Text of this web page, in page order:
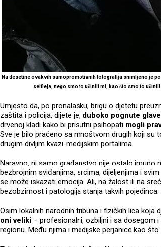
Na desetine ovakvih samopromotivnih fotografija snimljeno je
selfieja, nego smo to učinili mi, kao što smo to
Umjesto da, po pronalasku, brigu o djetetu
zaštita i policija, dijete je, duboko pognute
drvenoj kladi kako bi prisutni psihopati mogli
Sve je bilo praćeno sa mnoštvom drugih koji su
drugim divljim kvazi-medijskim portalima.
Naravno, ni samo građanstvo nije ostalo imuno
bezbrojnim sviđanjima, srcima, dijeljenjima i
se može iskazati emocija. Ali, na žalost ili na
bezobzirnost i patologija stanja takvih pojedinca.
Osim lokalnih narodnih tribuna i fizičkih lica koja
oni veliki – profesionalni, ozbiljni i sa dosegom
regionu. Među njima i medijske perjanice kao